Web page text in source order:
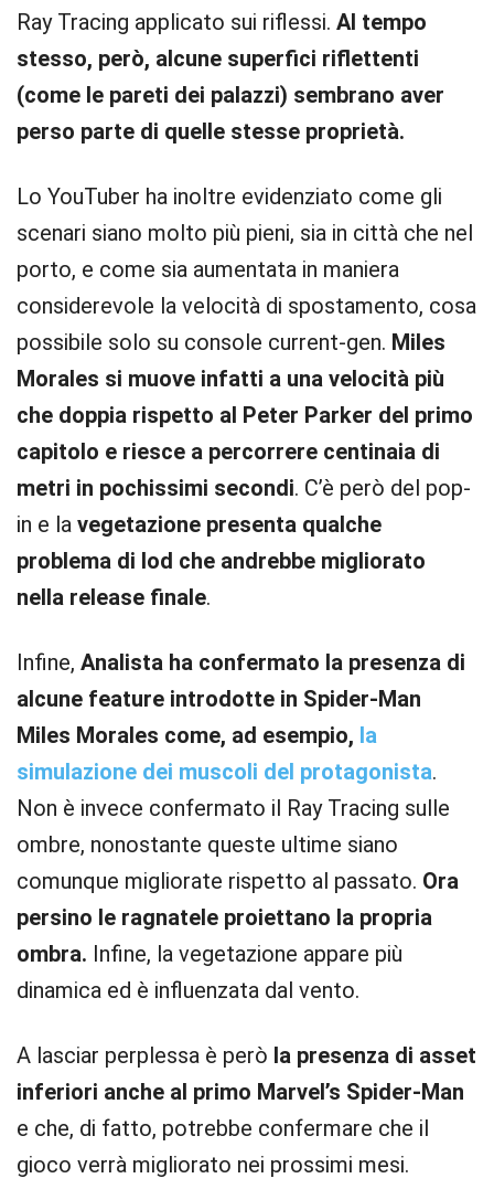
Ray Tracing applicato sui riflessi. Al tempo
stesso, però, alcune superfici riflettenti
(come le pareti dei palazzi) sembrano aver
perso parte di quelle stesse proprietà.
Lo YouTuber ha inoltre evidenziato come gli
scenari siano molto più pieni, sia in città che nel
porto, e come sia aumentata in maniera
considerevole la velocità di spostamento, cosa
possibile solo su console current-gen. Miles
Morales si muove infatti a una velocità più
che doppia rispetto al Peter Parker del primo
capitolo e riesce a percorrere centinaia di
metri in pochissimi secondi. C’è però del pop-
in e la vegetazione presenta qualche
problema di lod che andrebbe migliorato
nella release finale.
Infine, Analista ha confermato la presenza di
alcune feature introdotte in Spider-Man
Miles Morales come, ad esempio, la
simulazione dei muscoli del protagonista.
Non è invece confermato il Ray Tracing sulle
ombre, nonostante queste ultime siano
comunque migliorate rispetto al passato. Ora
persino le ragnatele proiettano la propria
ombra. Infine, la vegetazione appare più
dinamica ed è influenzata dal vento.
A lasciar perplessa è però la presenza di asset
inferiori anche al primo Marvel’s Spider-Man
e che, di fatto, potrebbe confermare che il
gioco verrà migliorato nei prossimi mesi.